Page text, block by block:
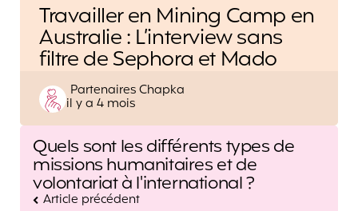
Travailler en Mining Camp en
Australie : L’interview sans
filtre de Sephora et Mado
Posted
by
Partenaires Chapka
il y a 4 mois
Post
navigation
Quels sont les différents types de
missions humanitaires et de
volontariat à l'international ?
Article précédent